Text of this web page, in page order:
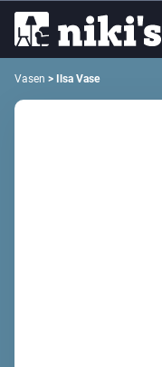
Vasen > Ilsa Vase